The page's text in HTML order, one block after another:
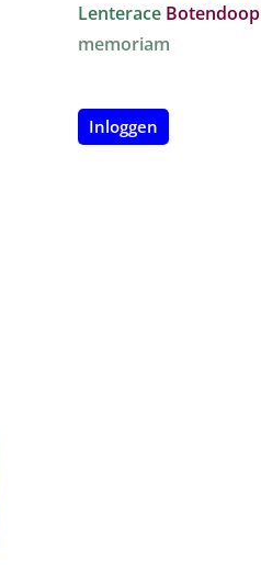
Lenterace Botendoop
memoriam
Inloggen